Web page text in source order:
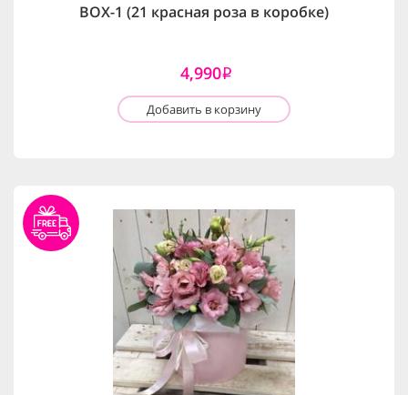
BOX-1 (21 красная роза в коробке)
4,990i
Добавить в корзину